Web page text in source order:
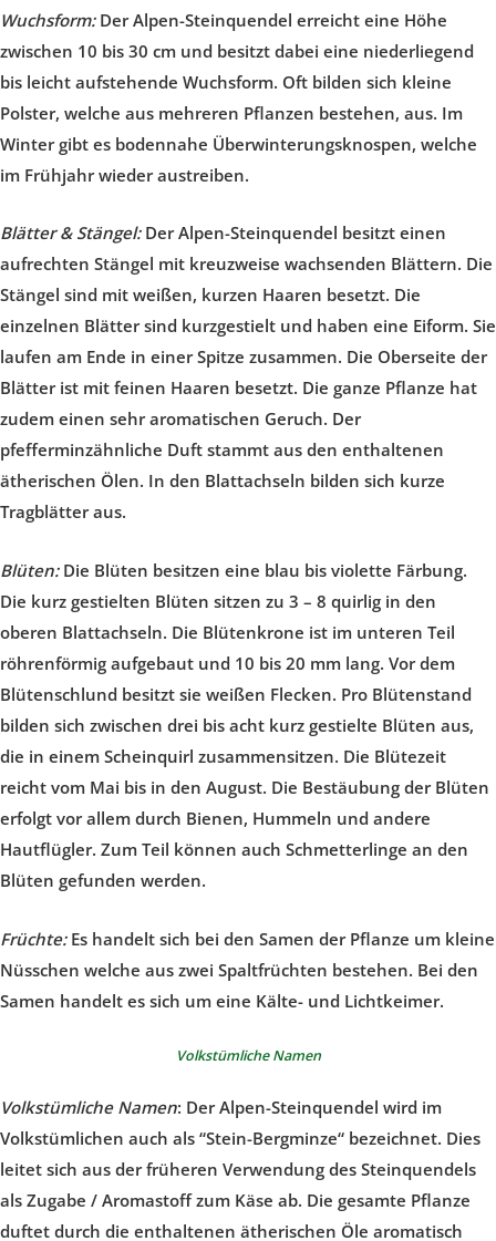
Wuchsform:Der Alpen-Steinquendel erreicht eine Höhe
zwischen 10 bis 30 cm und besitzt dabei eine niederliegend
bis leicht aufstehende Wuchsform. Oft bilden sich kleine
Polster, welche aus mehreren Pflanzen bestehen, aus. Im
Winter gibt es bodennahe Überwinterungsknospen, welche
im Frühjahr wieder austreiben.
Blätter & Stängel:Der Alpen-Steinquendel besitzt einen
aufrechten Stängel mit kreuzweise wachsenden Blättern. Die
Stängel sind mit weißen, kurzen Haaren besetzt. Die
einzelnen Blätter sind kurzgestielt und haben eine Eiform. Sie
laufen am Ende in einer Spitze zusammen. Die Oberseite der
Blätter ist mit feinen Haaren besetzt. Die ganze Pflanze hat
zudem einen sehr aromatischen Geruch. Der
pfefferminzähnliche Duft stammt aus den enthaltenen
ätherischen Ölen. In den Blattachseln bilden sich kurze
Tragblätter aus.
Blüten:Die Blüten besitzen eine blau bis violette Färbung.
Die kurz gestielten Blüten sitzen zu 3 – 8 quirlig in den
oberen Blattachseln. Die Blütenkrone ist im unteren Teil
röhrenförmig aufgebaut und 10 bis 20 mm lang. Vor dem
Blütenschlund besitzt sie weißen Flecken. Pro Blütenstand
bilden sich zwischen drei bis acht kurz gestielte Blüten aus,
die in einem Scheinquirl zusammensitzen. Die Blütezeit
reicht vom Mai bis in den August. Die Bestäubung der Blüten
erfolgt vor allem durch Bienen, Hummeln und andere
Hautflügler. Zum Teil können auch Schmetterlinge an den
Blüten gefunden werden.
Früchte:Es handelt sich bei den Samen der Pflanze um kleine
Nüsschen welche aus zwei Spaltfrüchten bestehen. Bei den
Samen handelt es sich um eine Kälte- und Lichtkeimer.
Volkstümliche Namen
Volkstümliche Namen: Der Alpen-Steinquendel wird im
Volkstümlichen auch als “Stein-Bergminze“ bezeichnet. Dies
leitet sich aus der früheren Verwendung des Steinquendels
als Zugabe / Aromastoff zum Käse ab. Die gesamte Pflanze
duftet durch die enthaltenen ätherischen Öle aromatisch